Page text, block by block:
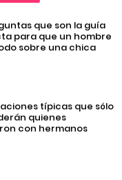
que son la guía
para que un hombre
sobre una chica
típicas que sólo
quienes
con hermanos